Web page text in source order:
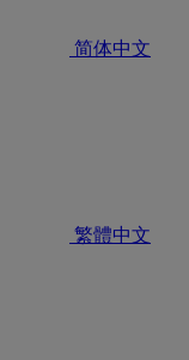
简体中文
繁體中文